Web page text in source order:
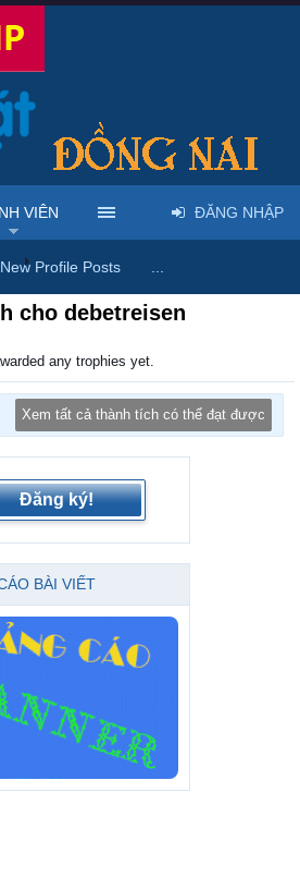
debetreisen
cho debetreisen
any trophies yet.
Xem tất cả thành tích có thể đạt được
Đăng ký!
BÀI VIẾT
VIÊN
New Profile Posts
ĐĂNG NHẬP